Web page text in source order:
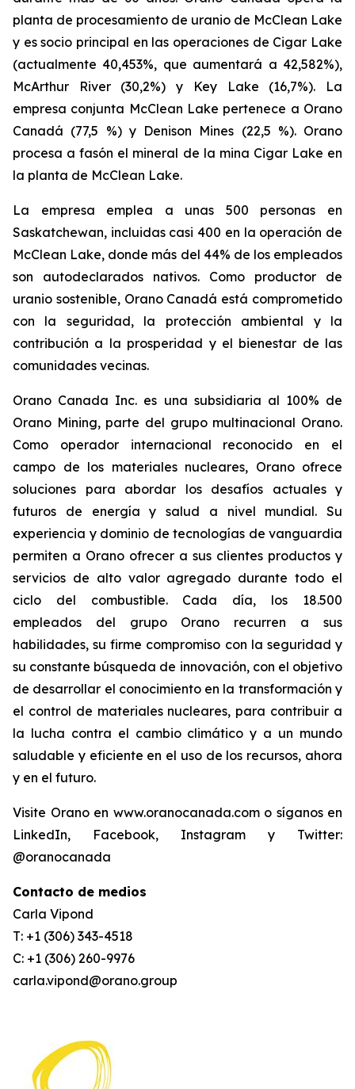
planta de procesamiento de uranio de McClean Lake
y es socio principal en las operaciones de Cigar Lake
(actualmente 40,453%, que aumentará a 42,582%),
McArthur River (30,2%) y Key Lake (16,7%). La
empresa conjunta McClean Lake pertenece a Orano
Canadá (77,5 %) y Denison Mines (22,5 %). Orano
procesa a fasón el mineral de la mina Cigar Lake en
la planta de McClean Lake.
La empresa emplea a unas 500 personas en
Saskatchewan, incluidas casi 400 en la operación de
McClean Lake, donde más del 44% de los empleados
son autodeclarados nativos. Como productor de
uranio sostenible, Orano Canadá está comprometido
con la seguridad, la protección ambiental y la
contribución a la prosperidad y el bienestar de las
comunidades vecinas.
Orano Canada Inc. es una subsidiaria al 100% de
Orano Mining, parte del grupo multinacional Orano.
Como operador internacional reconocido en el
campo de los materiales nucleares, Orano ofrece
soluciones para abordar los desafíos actuales y
futuros de energía y salud a nivel mundial. Su
experiencia y dominio de tecnologías de vanguardia
permiten a Orano ofrecer a sus clientes productos y
servicios de alto valor agregado durante todo el
ciclo del combustible. Cada día, los 18.500
empleados del grupo Orano recurren a sus
habilidades, su firme compromiso con la seguridad y
su constante búsqueda de innovación, con el objetivo
de desarrollar el conocimiento en la transformación y
el control de materiales nucleares, para contribuir a
la lucha contra el cambio climático y a un mundo
saludable y eficiente en el uso de los recursos, ahora
y en el futuro.
Visite Orano en www.oranocanada.com o síganos en
LinkedIn, Facebook, Instagram y Twitter:
@oranocanada
Contacto de medios
Carla Vipond
T: +1 (306) 343-4518
C: +1 (306) 260-9976
carla.vipond@orano.group